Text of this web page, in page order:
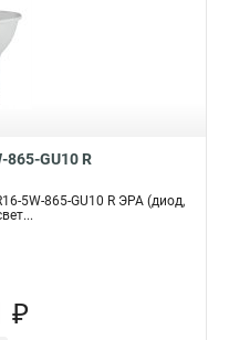
865-GU10 R
5W-865-GU10 R ЭРА (диод,
₽